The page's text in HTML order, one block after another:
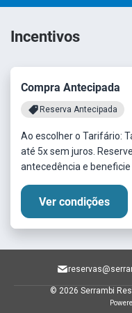
Incentivos
Compra Antecipada
Reserva Antecipada
Ao escolher o Tarifário:
até 5x sem juros.
antecedência e beneficie
Ver condições
© 2026 Serrambi